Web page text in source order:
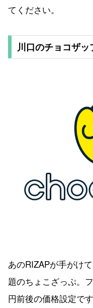
てください。
川口のチョコザッ
あのRIZAPが手がけ
題のちょこざっぷ。
円前後の価格設定で